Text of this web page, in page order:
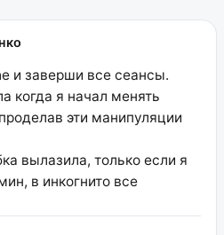
и заверши все сеансы.
когда я начал менять
эти манипуляции
вылазила, только если я
в инкогнито все